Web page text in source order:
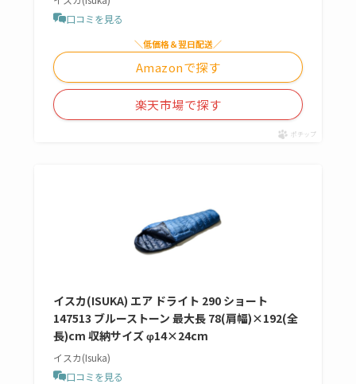
口コミを見る
＼低価格＆翌日配送／
Amazonで探す
楽天市場で探す
ポチップ
イスカ(ISUKA) エア ドライト 290 ショート
147513 ブルーストーン 最大長 78(肩幅)×192(全
長)cm 収納サイズ φ14×24cm
イスカ(Isuka)
口コミを見る